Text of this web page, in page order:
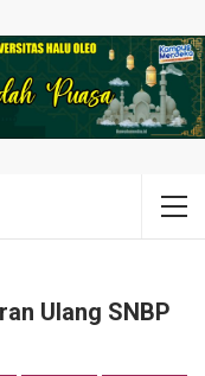
Ulang SNBP